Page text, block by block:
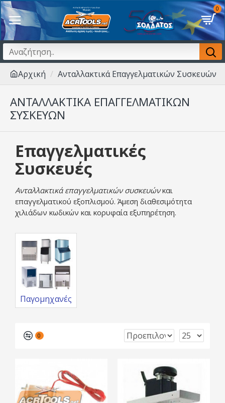
0
Αρχική Ανταλλακτικά Επαγγελματικών Συσκευών
ΑΝΤΑΛΛΑΚΤΙΚΆ ΕΠΑΓΓΕΛΜΑΤΙΚΏΝ
ΣΥΣΚΕΥΏΝ
Επαγγελματικές
Συσκευές
Ανταλλακτικά επαγγελματικών συσκευώνκαι
επαγγελματικού εξοπλισμού. Άμεση διαθεσιμότητα
χιλιάδων κωδικών και κορυφαία εξυπηρέτηση.
Παγομηχανές
0